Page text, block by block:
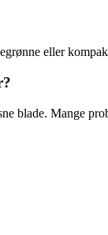
eller
blade. Mange